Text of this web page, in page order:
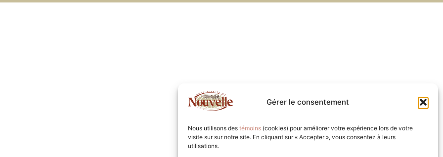
Gérer le consentement
Nous utilisons des témoins (cookies) pour améliorer votre expérience lors de votre
visite sur sur notre site. En cliquant sur « Accepter », vous consentez à leurs
utilisations.